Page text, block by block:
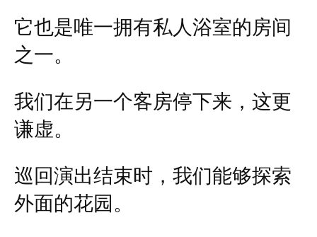
它也是唯一拥有私人浴室的房间
之一。
我们在另一个客房停下来，这更
谦虚。
巡回演出结束时，我们能够探索
外面的花园。